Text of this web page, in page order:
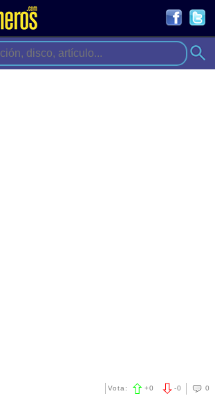
0
-0
Vota: +0